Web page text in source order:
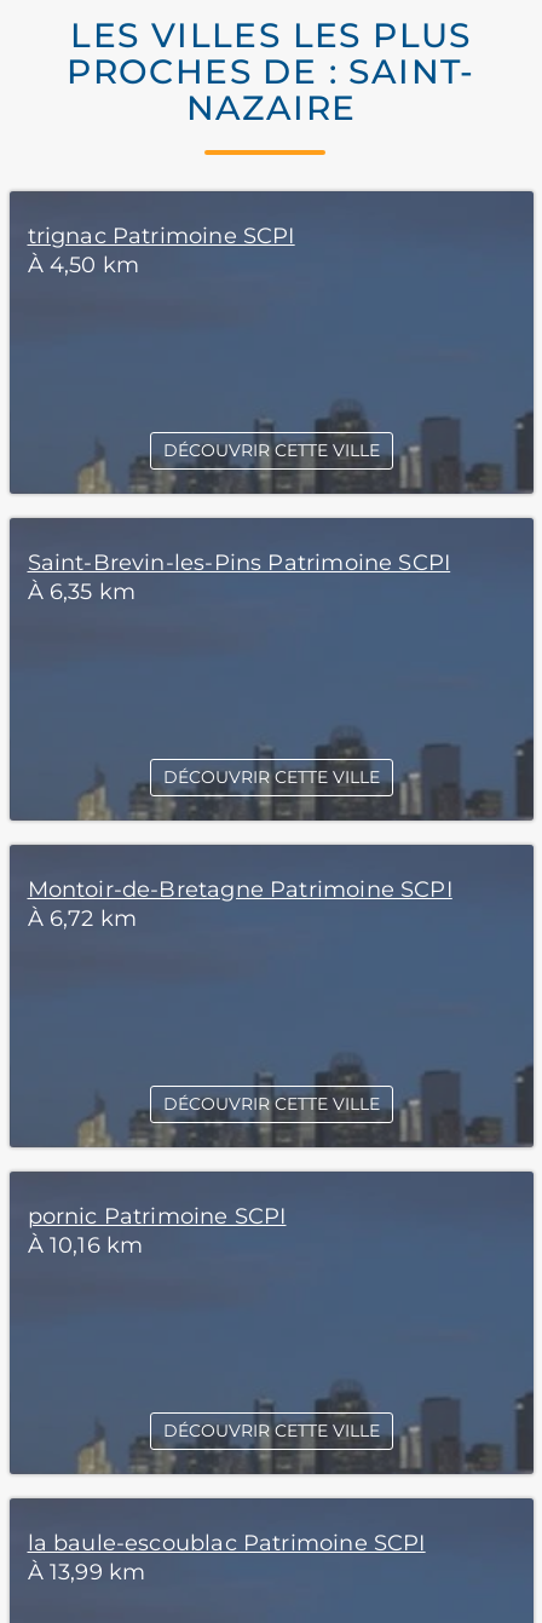
LES VILLES LES PLUS
PROCHES DE : SAINT-
NAZAIRE
trignac Patrimoine SCPI
À 4,50 km
DÉCOUVRIR CETTE VILLE
Saint-Brevin-les-Pins Patrimoine SCPI
À 6,35 km
DÉCOUVRIR CETTE VILLE
Montoir-de-Bretagne Patrimoine SCPI
À 6,72 km
DÉCOUVRIR CETTE VILLE
pornic Patrimoine SCPI
À 10,16 km
DÉCOUVRIR CETTE VILLE
la baule-escoublac Patrimoine SCPI
À 13,99 km